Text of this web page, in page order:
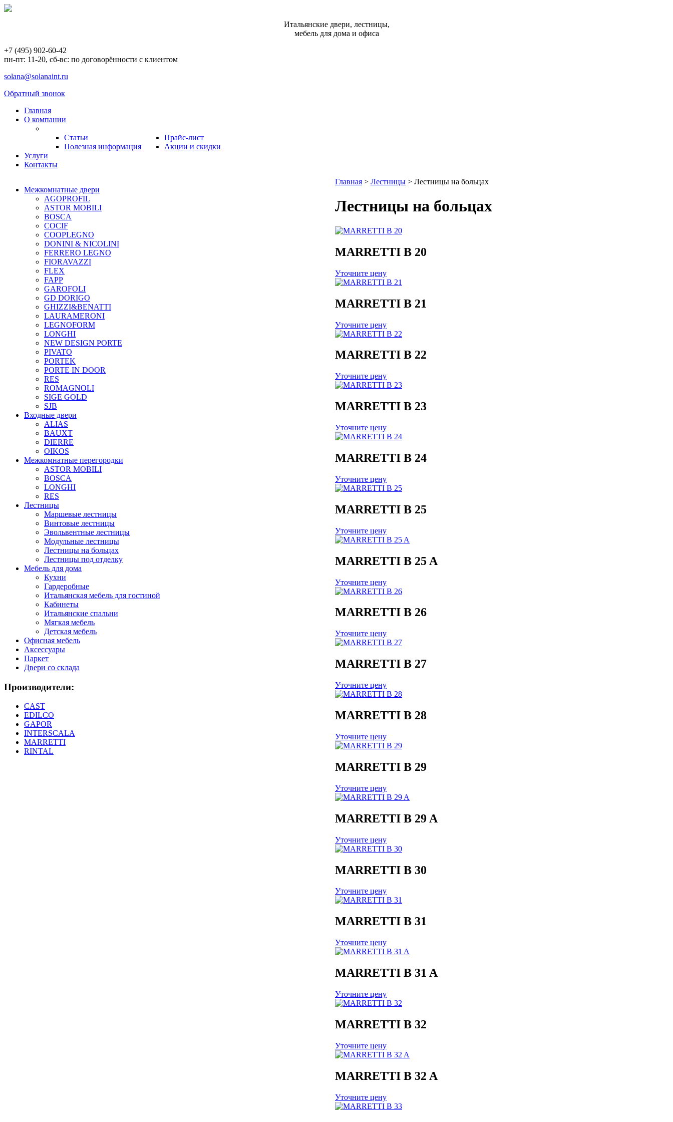
Итальянские двери, лестницы,
мебель для дома и офиса
+7 (495) 902-60-42
пн-пт: 11-20, сб-вс: по договорённости с клиентом
solana@solanaint.ru
Обратный звонок
Главная
О компании
Статьи
Полезная информация
Прайс-лист
Акции и скидки
Услуги
Контакты
Межкомнатные двери
AGOPROFIL
ASTOR MOBILI
BOSCA
COCIF
COOPLEGNO
DONINI & NICOLINI
FERRERO LEGNO
FIORAVAZZI
FLEX
FAPP
GAROFOLI
GD DORIGO
GHIZZI&BENATTI
LAURAMERONI
LEGNOFORM
LONGHI
NEW DESIGN PORTE
PIVATO
PORTEK
PORTE IN DOOR
RES
ROMAGNOLI
SIGE GOLD
SJB
Входные двери
ALIAS
BAUXT
DIERRE
OIKOS
Межкомнатные перегородки
ASTOR MOBILI
BOSCA
LONGHI
RES
Лестницы
Маршевые лестницы
Винтовые лестницы
Эвольвентные лестницы
Модульные лестницы
Лестницы на больцах
Лестницы под отделку
Мебель для дома
Кухни
Гардеробные
Итальянская мебель для гостиной
Кабинеты
Итальянские спальни
Мягкая мебель
Детская мебель
Офисная мебель
Аксессуары
Паркет
Двери со склада
Производители:
CAST
EDILCO
GAPOR
INTERSCALA
MARRETTI
RINTAL
Главная > Лестницы > Лестницы на больцах
Лестницы на больцах
MARRETTI B 20
Уточните цену
MARRETTI B 21
Уточните цену
MARRETTI B 22
Уточните цену
MARRETTI B 23
Уточните цену
MARRETTI B 24
Уточните цену
MARRETTI B 25
Уточните цену
MARRETTI B 25 A
Уточните цену
MARRETTI B 26
Уточните цену
MARRETTI B 27
Уточните цену
MARRETTI B 28
Уточните цену
MARRETTI B 29
Уточните цену
MARRETTI B 29 A
Уточните цену
MARRETTI B 30
Уточните цену
MARRETTI B 31
Уточните цену
MARRETTI B 31 A
Уточните цену
MARRETTI B 32
Уточните цену
MARRETTI B 32 A
Уточните цену